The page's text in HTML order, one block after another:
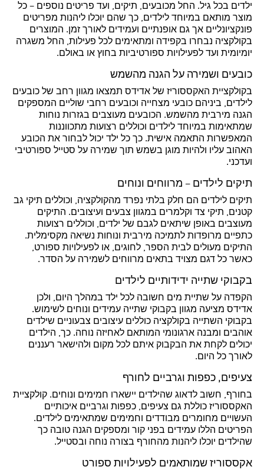
ילדים בכל גיל. החל מכובעים, תיקים, ועד פריטים נוספים – כל
מוצר מותאם במיוחד לילדים, כך שהם יוכלו ליהנות מפריטים
פונקציונליים אך גם אופנתיים ועמידים לאורך זמן. המוצרים
בקולקציה נבחרו בקפידה ומתאימים לכל פעילות, החל משגרה
יומיומית ועד לפעילויות ספורטיביות בחוץ או באולם.
כובעים ושמירה על הגנה מהשמש
בקולקציית האקססוריז של אדידס תמצאו מגוון רחב של כובעים
לילדים, ביניהם כובעי מצחייה וכובעים רחבי שוליים המספקים
הגנה מירבית מהשמש. הכובעים מעוצבים בגזרות נוחות
שמתאימות במיוחד לילדים וכוללים רצועות מתכווננות
המאפשרות התאמה אישית. כך כל ילד יכול לבחור את הכובע
האהוב עליו ולהיות מוגן בשמש תוך שמירה על סטייל ספורטיבי
ועדכני.
תיקים לילדים – מרווחים ונוחים
תיקים לילדים הם חלק בלתי נפרד מהקולקציה, וכוללים תיקי גב
קטנים, תיקי צד וקלמרים במגוון צבעים ועיצובים. התיקים
מעוצבים באופן שיתאים לגבם של ילדים, וכוללים רצועות
כתפיים מרופדות לתמיכה מירבית ונוחות נשיאה מקסימלית.
התיקים מעולים לבית הספר, לחוגים, או לפעילויות ספורט,
כאשר כל דגם מצויד בתאים מרווחים לשמירה על הסדר.
בקבוקי שתייה ידידותיים לילדים
הקפדה על שתיית מים חשובה לכל ילד במהלך היום, ולכן
אדידס מציעה מגוון בקבוקי שתייה עמידים ונוחים לשימוש.
בקבוקי השתייה בקולקציה כוללים עיצובים צבעוניים שילדים
אוהבים ומבנה ארגונומי המותאם לאחיזה נוחה. כך, הילדים
יכולים לקחת את הבקבוק איתם לכל מקום ולהישאר רעננים
לאורך כל היום.
צעיפים, כפפות וגרביים לחורף
בחורף, חשוב לדאוג שהילדים יישארו חמימים ונוחים. קולקציית
האקססוריז כוללת גם צעיפים, כפפות וגרביים איכותיים
העשויים מחומרים מבודדים וחמימים שמתאימים לילדים.
הפריטים הללו עמידים בפני קור ומספקים הגנה טובה כך
שהילדים יוכלו ליהנות מהחורף בצורה נוחה ובסטייל.
אקססוריז שמותאמים לפעילויות ספורט